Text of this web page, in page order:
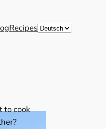
RecipesSprache
to cook